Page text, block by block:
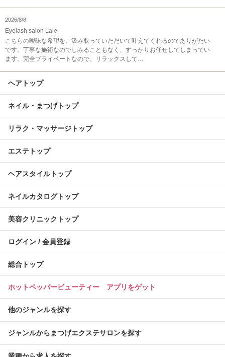
2026/8/8
Eyelash salon Lale
こちらの曖昧な希望を、汲み取っていただいて叶えてくれるのでありがたい
です。丁寧な施術なのでしみることもなく、すっかりお任せしてしまってい
ます。完全プライベートなので、リラックスして…
ヘアトップ
ネイル・まつげトップ
リラク・マッサージトップ
エステトップ
ヘアスタイルトップ
ネイルカタログトップ
美容クリニックトップ
ログイン / 会員登録
総合トップ
ホットペッパービューティー アプリをゲット
他のジャンルを探す
ジャンルからまつげエクステサロンを探す